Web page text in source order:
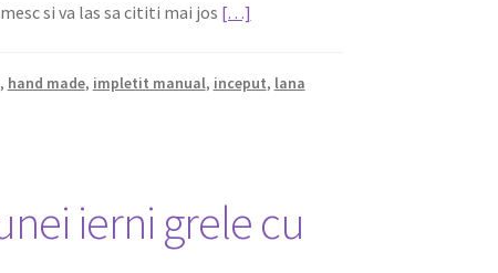
si va las sa cititi mai jos […]
, hand made, impletit manual, inceput, lana
ierni grele cu